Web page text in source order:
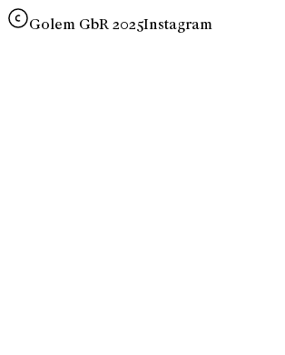
Golem GbR 2025Instagram